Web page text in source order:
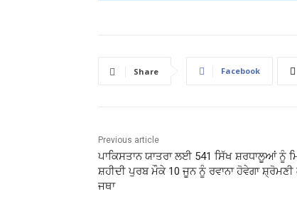
Share Facebook
Previous article
ਪਾਕਿਸਤਾਨ ਯਾਤਰਾ ਲਈ 541 ਸਿੱਖ ਸ਼ਰਧਾਲੂਆਂ ਨੂੰ
ਸ਼ਹੀਦੀ ਪੁਰਬ ਮੌਕੇ 10 ਜੂਨ ਨੂੰ ਰਵਾਨਾ ਹੋਵੇਗਾ ਸ਼੍ਰੋਮਣੀ
ਜਥਾ